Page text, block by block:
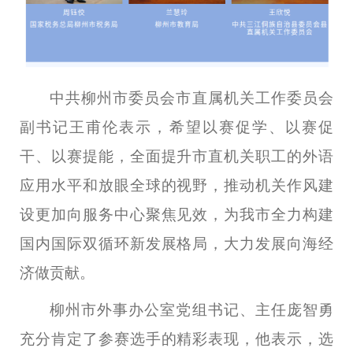
中共柳州市委员会市直属机关工作委员会
副书记王甫伦表示，希望以赛促学、以赛促
干、以赛提能，全面提升市直机关职工的外语
应用水平和放眼全球的视野，推动机关作风建
设更加向服务中心聚焦见效，为我市全力构建
国内国际双循环新发展格局，大力发展向海经
济做贡献。
柳州市外事办公室党组书记、主任庞智勇
充分肯定了参赛选手的精彩表现，他表示，选